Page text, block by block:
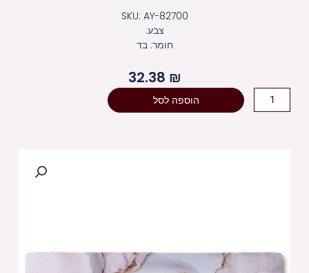
SKU: AY-82700
צבע:
חומר: בד
32.38 ₪
כמות
של
הוספה לסל